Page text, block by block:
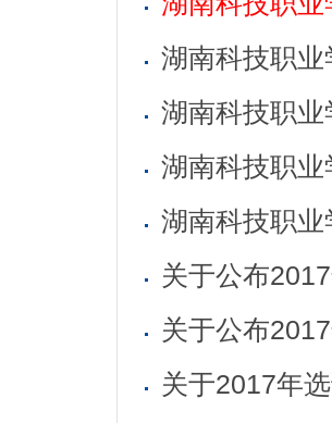
湖南科技职
湖南科技职
湖南科技职